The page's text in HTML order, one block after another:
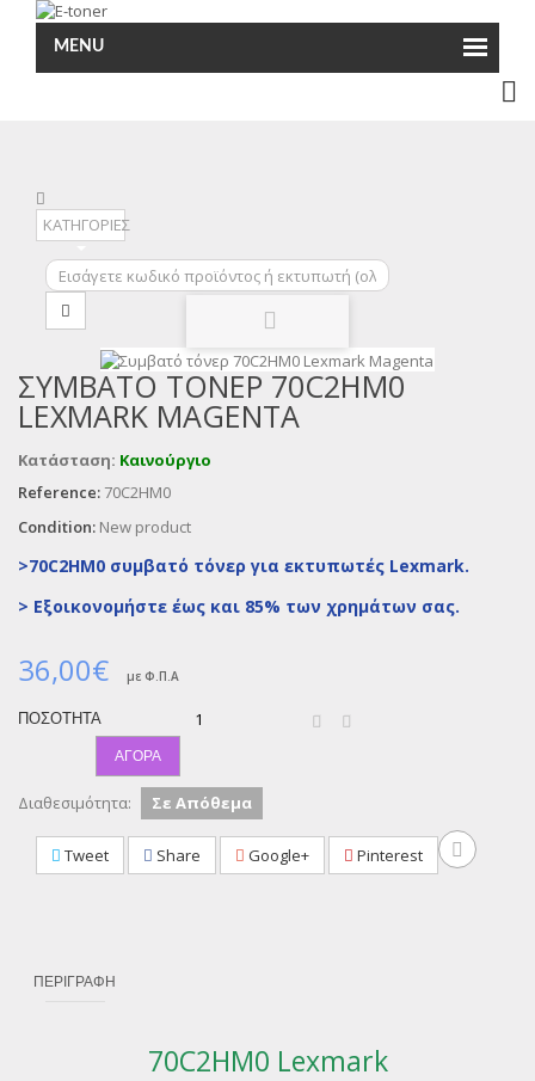
MENU
ΚΑΤΗΓΟΡΙΕΣ
ΣΥΜΒΑΤΌ ΤΌΝΕΡ 70C2HM0
LEXMARK MAGENTA
Κατάσταση: Καινούργιο
Reference: 70C2HM0
Condition: New product
>70C2HM0 συμβατό τόνερ για εκτυπωτές Lexmark.
> Εξοικονομήστε έως και 85% των χρημάτων σας.
36,00€ με Φ.Π.Α
ΠΟΣΌΤΗΤΑ
ΑΓΟΡΆ
Διαθεσιμότητα: Σε Απόθεμα
Tweet Share Google+ Pinterest
ΠΕΡΙΓΡΑΦΉ
70C2HM0 Lexmark